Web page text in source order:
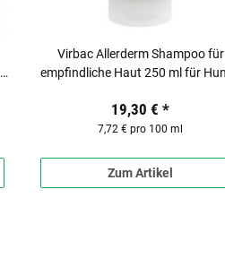
Virbac Allerderm Shampoo für
empfindliche Haut 250 ml für Hunde
19,30 €*
7,72 € pro 100 ml
Zum Artikel